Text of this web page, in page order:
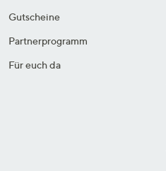
Gutscheine
Partnerprogramm
Für euch da